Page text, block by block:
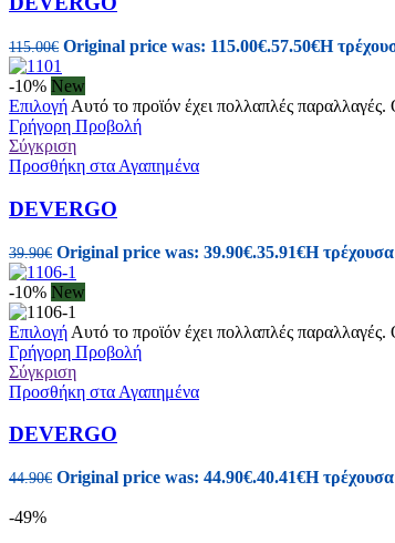
115.00€ Original price was: 115.00€.57.50€Η
-10% New
Επιλογή Αυτό το προϊόν έχει πολλαπλές παραλλαγές.
Γρήγορη Προβολή
Σύγκριση
Προσθήκη στα Αγαπημένα
DEVERGO
39.90€ Original price was: 39.90€.35.91€Η τρέχουσα
-10% New
Επιλογή Αυτό το προϊόν έχει πολλαπλές παραλλαγές.
Γρήγορη Προβολή
Σύγκριση
Προσθήκη στα Αγαπημένα
DEVERGO
44.90€ Original price was: 44.90€.40.41€Η τρέχουσα
-49%